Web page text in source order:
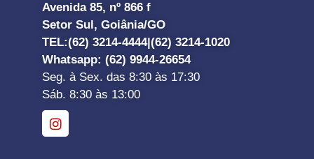
Avenida 85, nº 866 f
Setor Sul, Goiânia/GO
TEL:(62) 3214-4444| (62) 3214-1020
Whatsapp: (62) 9944-26654
Seg. à Sex. das 8:30 às 17:30
Sáb. 8:30 às 13:00